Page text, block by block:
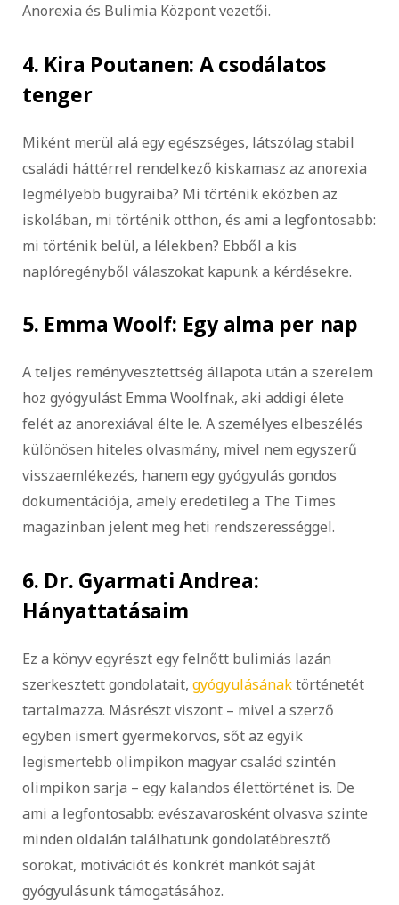
Anorexia és Bulimia Központ vezetői.
4. Kira Poutanen: A ​csodálatos
tenger
Miként merül alá egy egészséges, látszólag stabil
családi háttérrel rendelkező kiskamasz az anorexia
legmélyebb bugyraiba? Mi történik eközben az
iskolában, mi történik otthon, és ami a legfontosabb:
mi történik belül, a lélekben? Ebből a kis
naplóregényből válaszokat kapunk a kérdésekre.
5. Emma Woolf: Egy alma per nap
A teljes reményvesztettség állapota után a szerelem
hoz gyógyulást Emma Woolfnak, aki addigi élete
felét az anorexiával élte le. A személyes elbeszélés
különösen hiteles olvasmány, mivel nem egyszerű
visszaemlékezés, hanem egy gyógyulás gondos
dokumentációja, amely eredetileg a The Times
magazinban jelent meg heti rendszerességgel.
6. Dr. Gyarmati Andrea:
Hányattatásaim
Ez a könyv egyrészt egy felnőtt bulimiás lazán
szerkesztett gondolatait, gyógyulásánaktörténetét
tartalmazza. Másrészt viszont – mivel a szerző
egyben ismert gyermekorvos, sőt az egyik
legismertebb olimpikon magyar család szintén
olimpikon sarja – egy kalandos élettörténet is. De
ami a legfontosabb: evészavarosként olvasva szinte
minden oldalán találhatunk gondolatébresztő
sorokat, motivációt és konkrét mankót saját
gyógyulásunk támogatásához.